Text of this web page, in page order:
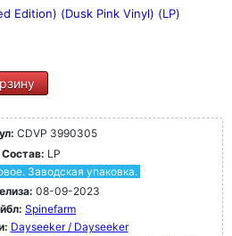
Edition) (Dusk Pink Vinyl) (LP)
CDVP 3990305
Состав: LP
Заводская упаковка.
08-09-2023
Spinefarm
Dayseeker / Dayseeker